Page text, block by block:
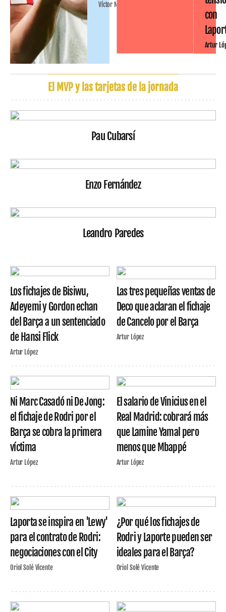
Víctor Malo
con
Artur
El MVP y las tarjetas de la jornada
Pau Cubarsí
Enzo Fernández
Leandro Paredes
Los fichajes de Bisiwu,
Adeyemi y Gordon echan
del Barça a un sentenciado
de Hansi Flick
Artur López
Las tres pequeñas ventas de
Deco que aclaran el fichaje
de Cancelo por el Barça
Artur López
Ni Marc Casadó ni De Jong:
el fichaje de Rodri por el
Barça se cobra la primera
víctima
Artur López
El salario de Vinicius en el
Real Madrid: cobrará más
que Lamine Yamal pero
menos que Mbappé
Artur López
Laporta se inspira en 'Lewy'
para el contrato de Rodri:
negociaciones con el City
Oriol Solé Vicente
¿Por qué los fichajes de
Rodri y Laporte pueden ser
ideales para el Barça?
Oriol Solé Vicente